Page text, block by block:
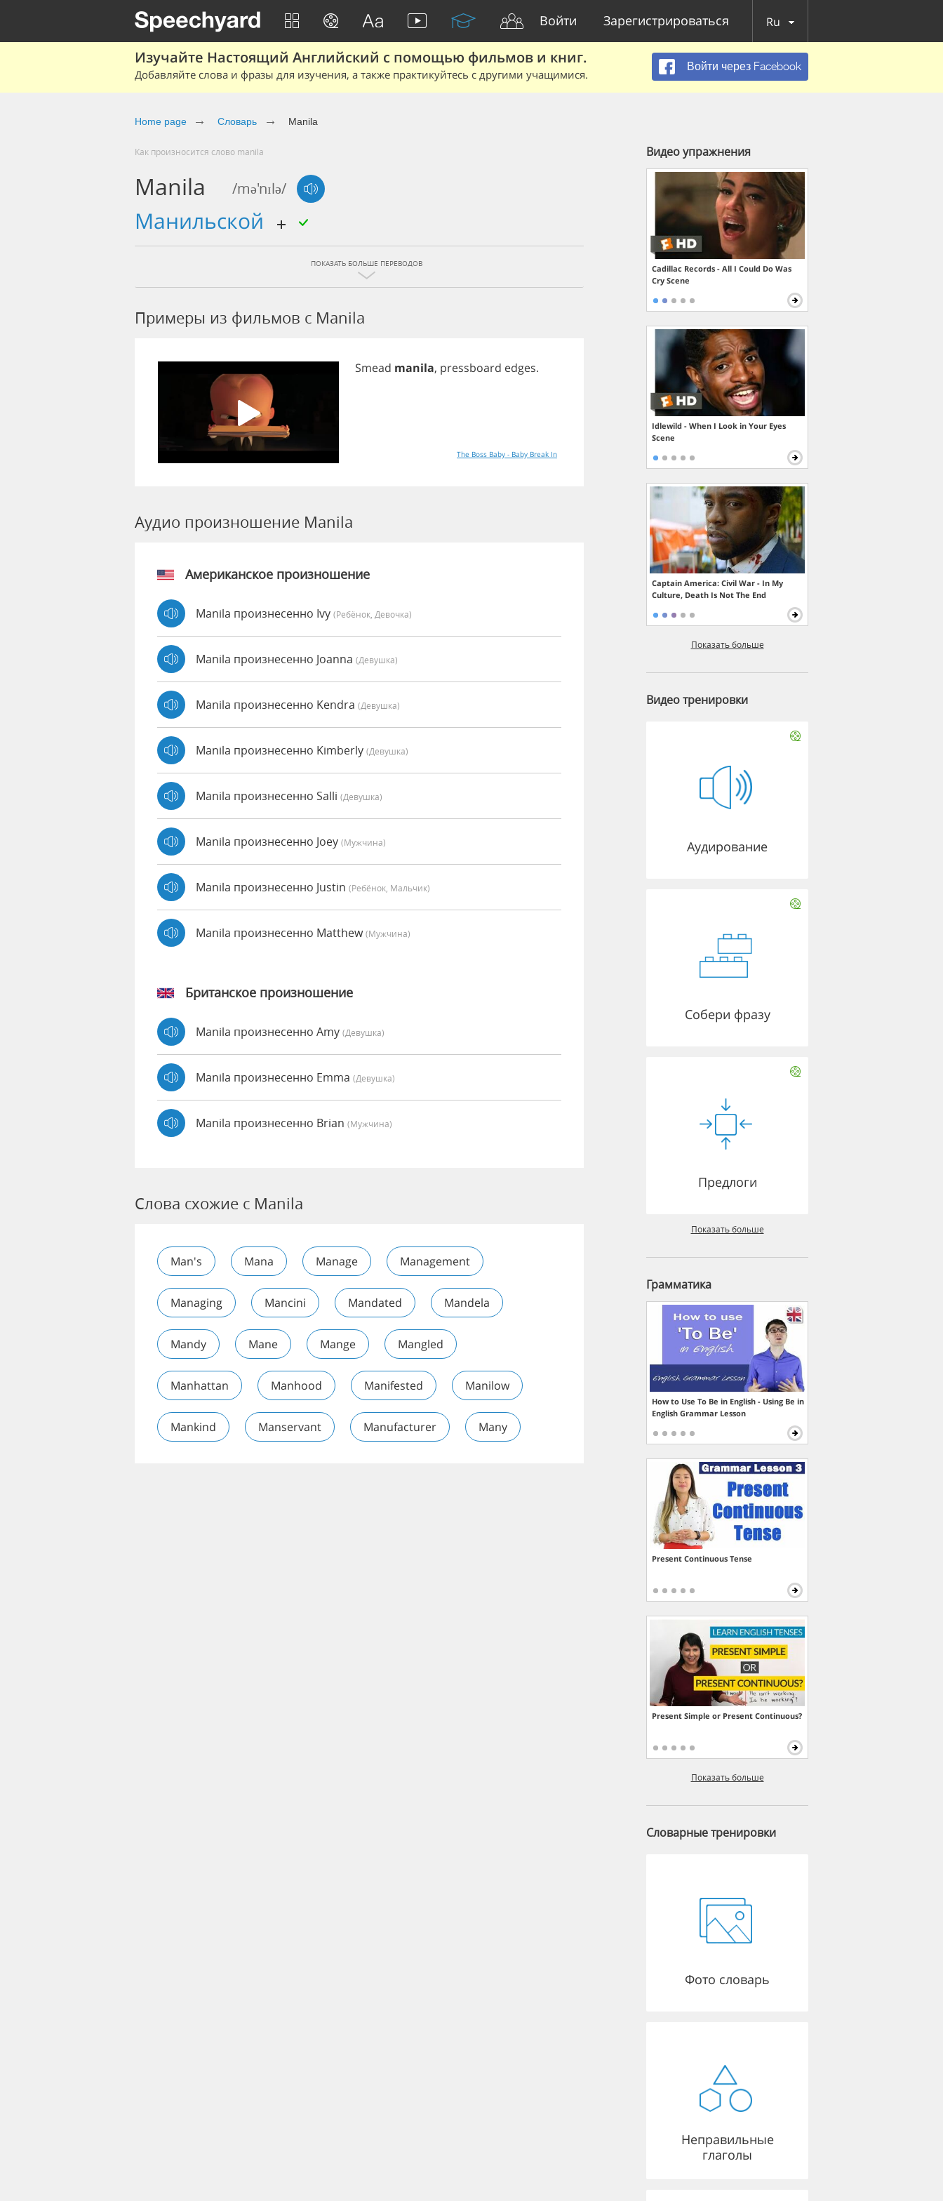
Войти Зарегистрироваться Ru
Изучайте Настоящий Английский с помощью фильмов и книг.
Добавляйте слова и фразы для изучения, а также практикуйтесь с другими учащимися.
Войти через Facebook
Home page Словарь Manila
Как произносится слово manila
Manila /mə'nɪlə/
манильской
ПОКАЗАТЬ БОЛЬШЕ ПЕРЕВОДОВ
Примеры из фильмов c Manila
Smead manila, pressboard edges.
The Boss Baby - Baby Break In
Аудио произношение Manila
Американское произношение
Manila произнесенно Ivy (Ребёнок, Девочка)
Manila произнесенно Joanna (девушка)
Manila произнесенно Kendra (девушка)
Manila произнесенно Kimberly (девушка)
Manila произнесенно Salli (девушка)
Manila произнесенно Joey (мужчина)
Manila произнесенно Justin (Ребёнок, Мальчик)
Manila произнесенно Matthew(мужчина)
Британское произношение
Manila произнесенно Amy (девушка)
Manila произнесенно Emma (девушка)
Manila произнесенно Brian (мужчина)
Слова схожие с Manila
Man's Mana Manage Management
Managing Mancini Mandated Mandela
Mandy Mane Mange Mangled
Manhattan Manhood Manifested Manilow
Mankind Manservant Manufacturer Many
Видео упражнения
Cadillac Records - All I Could Do Was
Cry Scene
Idlewild - When I Look in Your Eyes
Scene
Captain America: Civil War - In My
Culture, Death Is Not The End
Показать больше
Видео тренировки
Аудирование
Собери фразу
Предлоги
Показать больше
Грамматика
How to Use To Be in English - Using Be in
English Grammar Lesson
Present Continuous Tense
Present Simple or Present Continuous?
Показать больше
Словарные тренировки
Фото словарь
Неправильные
глаголы